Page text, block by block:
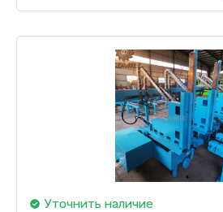
Уточнить наличие